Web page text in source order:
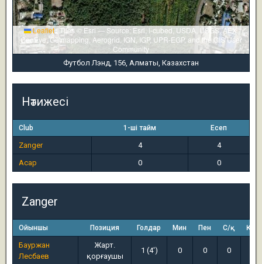
Leaflet|Tiles © Esri — Source: Esri, i-cubed, USDA, USGS, AEX,
GeoEye, Getmapping, Aerogrid, IGN, IGP, UPR-EGP, and the GIS User
Community
Футбол Лэнд, 156, Алматы, Казахстан
Нәтижесі
Club 1-ші тайм Есеп
Zanger 4
4
Асар
0 0
Zanger
Ойыншы Позиция Голдар Мин Пен С/қ Қ/қ
Бауржан
Лесбаев
Жарт.
қорғаушы
1 (4') 0 0 0